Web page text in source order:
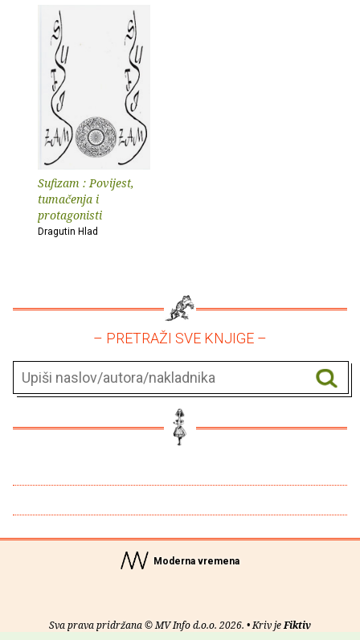
Sufizam : Povijest,
tumačenja i
protagonisti
Dragutin Hlad
– PRETRAŽI SVE KNJIGE –
Moderna vremena
Sva prava pridržana © MV Info d.o.o. 2026. • Kriv jeFiktiv